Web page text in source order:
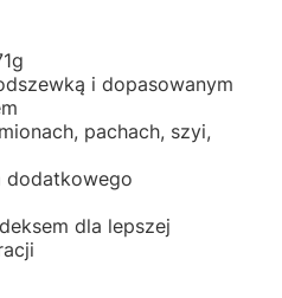
i dopasowanym
pachach, szyi,
dodatkowego
dla lepszej